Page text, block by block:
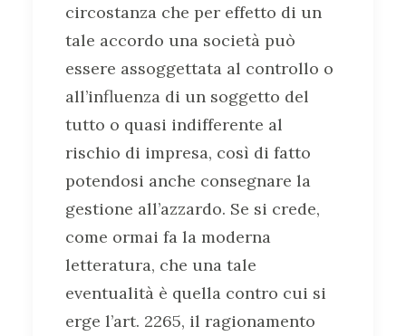
circostanza che per effetto di un
tale accordo una società può
essere assoggettata al controllo o
all’influenza di un soggetto del
tutto o quasi indifferente al
rischio di impresa, così di fatto
potendosi anche consegnare la
gestione all’azzardo. Se si crede,
come ormai fa la moderna
letteratura, che una tale
eventualità è quella contro cui si
erge l’art. 2265, il ragionamento